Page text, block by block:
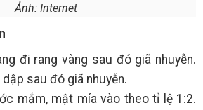
Ảnh: Internet
đi rang vàng sau đó giã nhuyễn.
sau đó giã nhuyễn.
mắm, mật mía vào theo tỉ lệ 1:2.